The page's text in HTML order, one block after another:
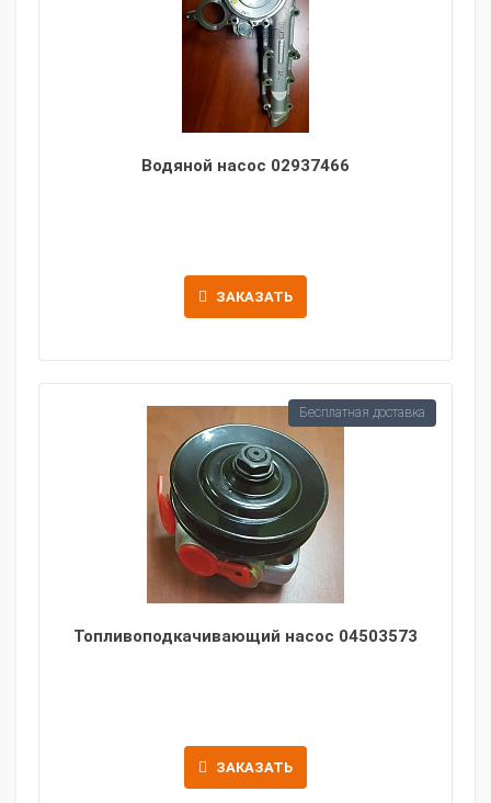
Водяной насос 02937466
ЗАКАЗАТЬ
Топливоподкачивающий насос 04503573
ЗАКАЗАТЬ
Бесплатная доставка